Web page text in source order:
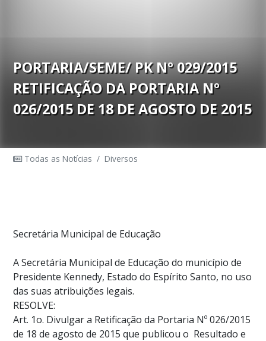
PORTARIA/SEME/ PK Nº 029/2015
RETIFICAÇÃO DA PORTARIA Nº
026/2015 DE 18 DE AGOSTO DE 2015
Todas as Notícias / Diversos
Secretária Municipal de Educação
A Secretária Municipal de Educação do município de
Presidente Kennedy, Estado do Espírito Santo, no uso
das suas atribuições legais.
RESOLVE:
Art. 1o. Divulgar a Retificação da Portaria Nº 026/2015
de 18 de agosto de 2015 que publicou o Resultado e